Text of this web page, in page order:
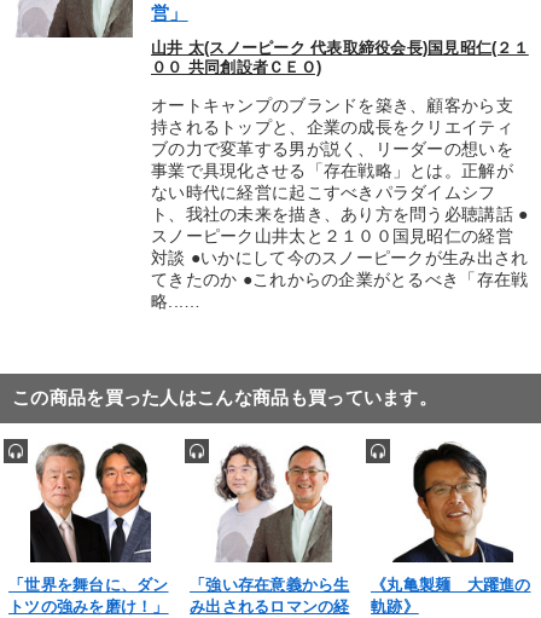
営」
山井 太(スノーピーク 代表取締役会長)国見昭仁(２１
００ 共同創設者ＣＥＯ)
オートキャンプのブランドを築き、顧客から支
持されるトップと、企業の成長をクリエイティ
ブの力で変革する男が説く、リーダーの想いを
事業で具現化させる「存在戦略」とは。正解が
ない時代に経営に起こすべきパラダイムシフ
ト、我社の未来を描き、あり方を問う必聴講話 ●
スノーピーク山井太と２１００国見昭仁の経営
対談 ●いかにして今のスノーピークが生み出され
てきたのか ●これからの企業がとるべき「存在戦
略...…
この商品を買った人はこんな商品も買っています。
「世界を舞台に、ダン
トツの強みを磨け！」
「強い存在意義から生
み出されるロマンの経
《丸亀製麺 大躍進の
軌跡》